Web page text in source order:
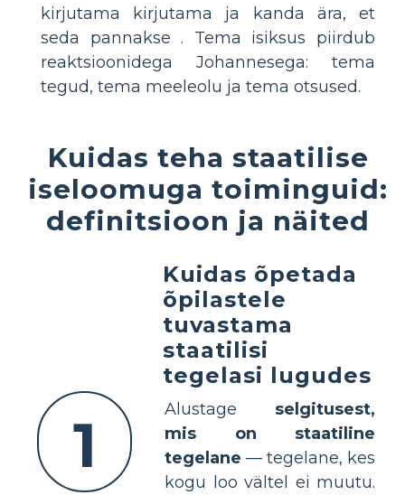
kirjutama kirjutama ja kanda ära, et
seda pannakse . Tema isiksus piirdub
reaktsioonidega Johannesega: tema
tegud, tema meeleolu ja tema otsused.
Kuidas teha staatilise
iseloomuga toiminguid:
definitsioon ja näited
1
Kuidas õpetada
õpilastele
tuvastama
staatilisi
tegelasi lugudes
Alustage selgitusest,
mis on staatiline
tegelane — tegelane, kes
kogu loo vältel ei muutu.